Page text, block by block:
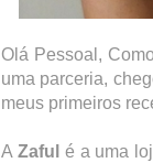
Olá Pessoal,
uma parceria,
meus primeiros
A Zaful é a uma